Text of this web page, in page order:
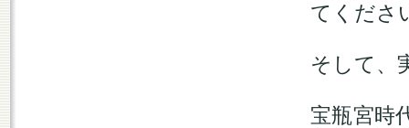
てくださ
そして、
宝瓶宮時